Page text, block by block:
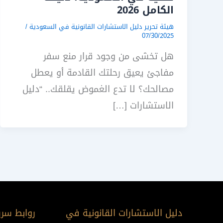
الكامل 2026
هيئة تحرير دليل الاستشارات القانونية في السعودية /
07/30/2025
هل تخشى من وجود قرار منع سفر
مفاجئ يعيق رحلتك القادمة أو يعطل
مصالحك؟ لا تدع الغموض يقلقك.. “دليل
الاستشارات […]
دليل الاستشارات القانونية في
روابط